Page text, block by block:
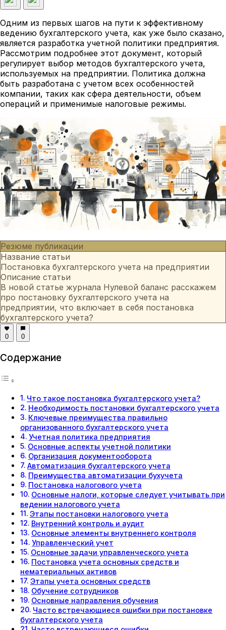
Одним из первых шагов на пути к эффективному
ведению бухгалтерского учета, как уже было сказано,
является разработка учетной политики предприятия.
Рассмотрим подробнее этот документ, который
регулирует выбор методов бухгалтерского учета,
используемых на предприятии. Политика должна
быть разработана с учетом всех особенностей
компании, таких как сфера деятельности, объем
операций и применимые налоговые режимы.
Резюме публикации
Название статьи
Постановка бухгалтерского учета на предприятии
Описание статьи
В новой статье журнала Нулевой баланс расскажем
про постановку бухгалтерского учета на
предприятии, что включает в себя постановка
бухгалтерского учета?
0 0
Содержание
Что такое постановка бухгалтерского учета?
Необходимость постановки бухгалтерского учета
Ключевые преимущества правильно
организованного бухгалтерского учета
Учетная политика предприятия
Основные аспекты учетной политики
Организация документооборота
Автоматизация бухгалтерского учета
Преимущества автоматизации бухучета
Постановка налогового учета
Основные налоги, которые следует учитывать при
ведении налогового учета
Этапы постановки налогового учета
Внутренний контроль и аудит
Основные элементы внутреннего контроля
Управленческий учет
Основные задачи управленческого учета
Постановка учета основных средств и
нематериальных активов
Этапы учета основных средств
Обучение сотрудников
Основные направления обучения
Часто встречающиеся ошибки при постановке
бухгалтерского учета